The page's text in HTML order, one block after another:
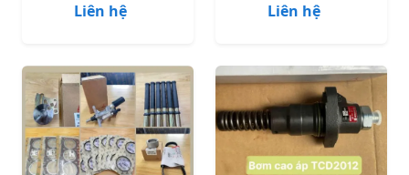
Liên hệ Liên hệ